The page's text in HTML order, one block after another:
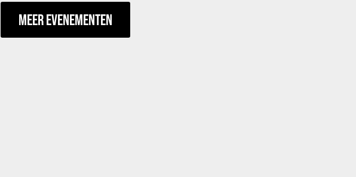
MEER EVENEMENTEN